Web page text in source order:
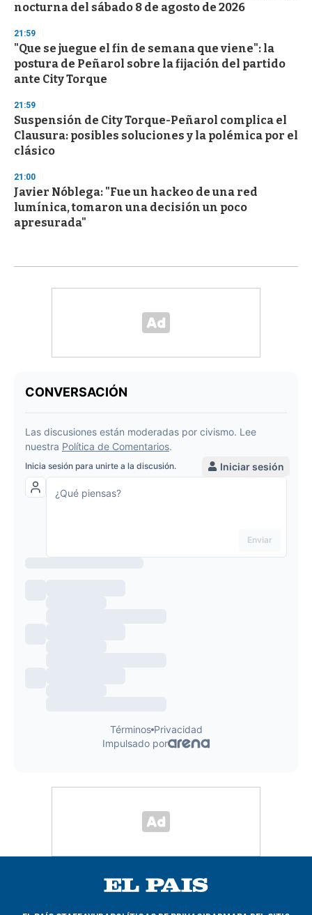
nocturna del sábado 8 de agosto de 2026
21:59
"Que se juegue el fin de semana que viene": la
postura de Peñarol sobre la fijación del partido
ante City Torque
21:59
Suspensión de City Torque-Peñarol complica el
Clausura: posibles soluciones y la polémica por el
clásico
21:00
Javier Nóblega: "Fue un hackeo de una red
lumínica, tomaron una decisión un poco
apresurada"